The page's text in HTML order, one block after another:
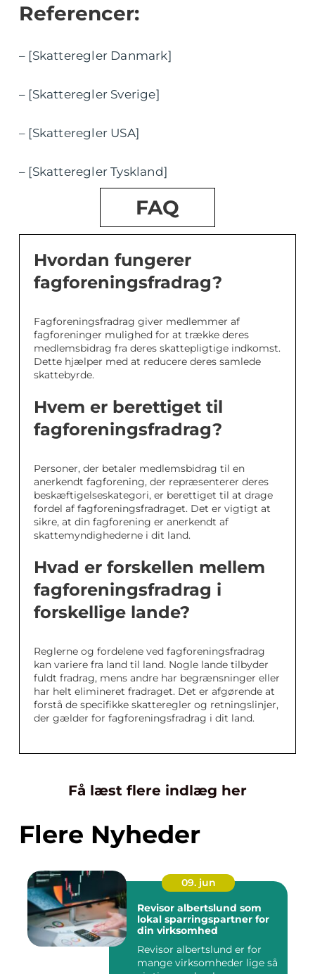
Referencer:
– [Skatteregler Danmark]
– [Skatteregler Sverige]
– [Skatteregler USA]
– [Skatteregler Tyskland]
FAQ
Hvordan fungerer
fagforeningsfradrag?
Fagforeningsfradrag giver medlemmer af
fagforeninger mulighed for at trække deres
medlemsbidrag fra deres skattepligtige indkomst.
Dette hjælper med at reducere deres samlede
skattebyrde.
Hvem er berettiget til
fagforeningsfradrag?
Personer, der betaler medlemsbidrag til en
anerkendt fagforening, der repræsenterer deres
beskæftigelseskategori, er berettiget til at drage
fordel af fagforeningsfradraget. Det er vigtigt at
sikre, at din fagforening er anerkendt af
skattemyndighederne i dit land.
Hvad er forskellen mellem
fagforeningsfradrag i
forskellige lande?
Reglerne og fordelene ved fagforeningsfradrag
kan variere fra land til land. Nogle lande tilbyder
fuldt fradrag, mens andre har begrænsninger eller
har helt elimineret fradraget. Det er afgørende at
forstå de specifikke skatteregler og retningslinjer,
der gælder for fagforeningsfradrag i dit land.
Få læst flere indlæg her
Flere Nyheder
09. jun
Revisor albertslund som
lokal sparringspartner for
din virksomhed
Revisor albertslund er for
mange virksomheder lige så